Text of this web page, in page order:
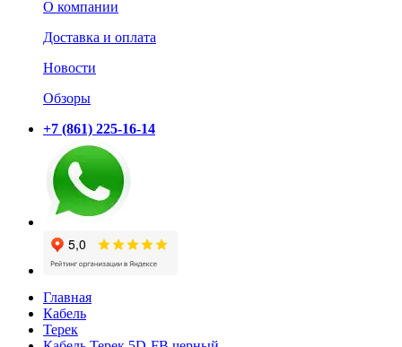
О компании
Доставка и оплата
Новости
Обзоры
+7 (861) 225-16-14
Главная
Кабель
Терек